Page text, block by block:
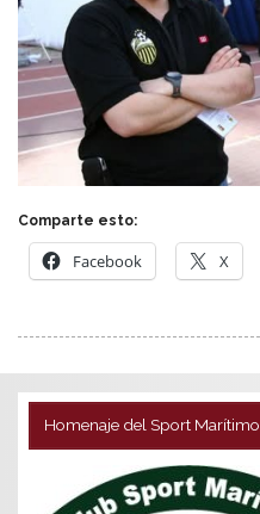
Comparte esto:
Facebook X
Homenaje del Sport Marítimo